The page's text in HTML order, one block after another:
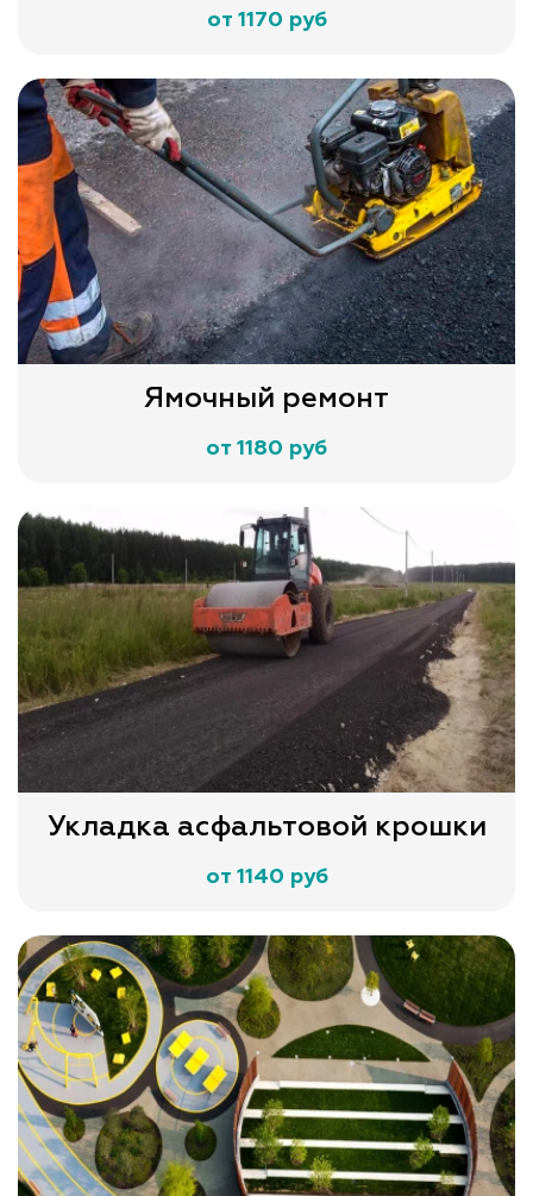
от 1170 руб
Ямочный ремонт
от 1180 руб
Укладка асфальтовой крошки
от 1140 руб